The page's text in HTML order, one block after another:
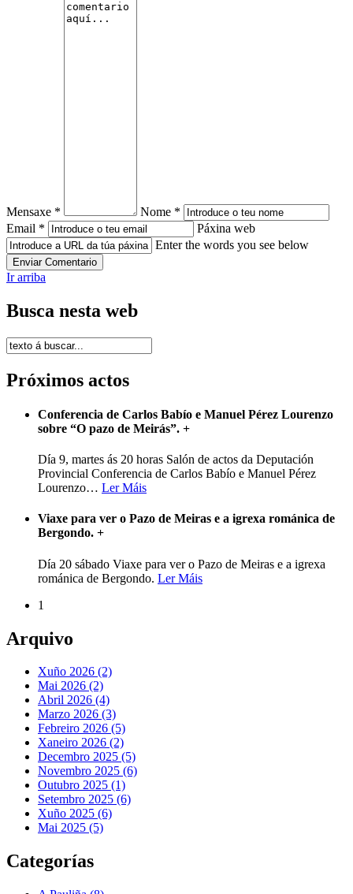
Mensaxe *
Nome *
Email *
Páxina web
Enter the words you see below
Ir arriba
Busca nesta web
Próximos actos
Conferencia de Carlos Babío e Manuel Pérez Lourenzo
sobre “O pazo de Meirás”. +
Día 9, martes ás 20 horas Salón de actos da Deputación
Provincial Conferencia de Carlos Babío e Manuel Pérez
Lourenzo… Ler Máis
Viaxe para ver o Pazo de Meiras e a igrexa románica de
Bergondo. +
Día 20 sábado Viaxe para ver o Pazo de Meiras e a igrexa
románica de Bergondo. Ler Máis
1
Arquivo
Xuño 2026 (2)
Mai 2026 (2)
Abril 2026 (4)
Marzo 2026 (3)
Febreiro 2026 (5)
Xaneiro 2026 (2)
Decembro 2025 (5)
Novembro 2025 (6)
Outubro 2025 (1)
Setembro 2025 (6)
Xuño 2025 (6)
Mai 2025 (5)
Categorías